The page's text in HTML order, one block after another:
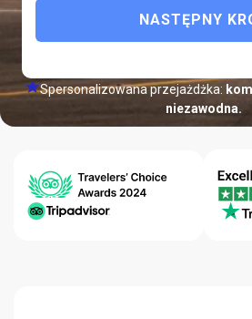
NASTĘPNY
Spersonalizowana przejażdżka:
niezawodna.
Centrum
Pomocy 24/7
Najniższej